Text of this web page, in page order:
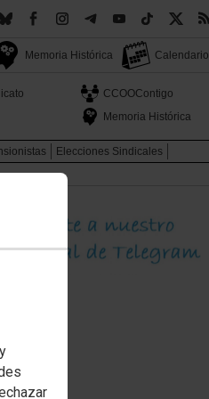
Memoria Histórica Calendario
CCOOContigo
Memoria Histórica
Elecciones Sindicales